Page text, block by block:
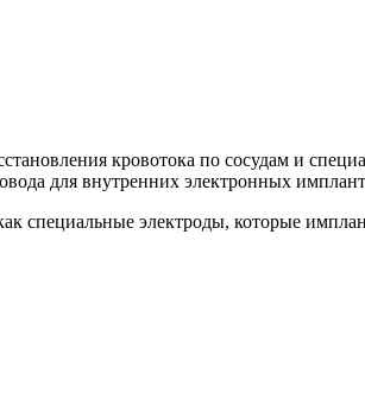
кровотока по сосудам и
для внутренних электронных
специальные электроды, которые